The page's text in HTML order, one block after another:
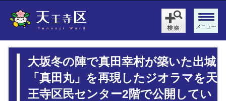
メニュー
大坂冬の陣で真田幸村が築いた出城
「真田丸」を再現したジオラマを天
王寺区民センター2階で公開してい